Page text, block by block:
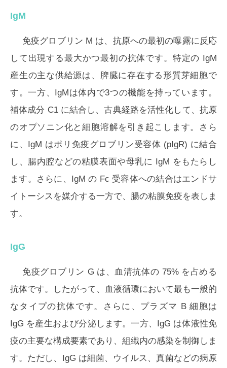
IgM
免疫グロブリン M は、抗原への最初の曝露に反応
して出現する最大かつ最初の抗体です。特定の IgM
産生の主な供給源は、脾臓に存在する形質芽細胞で
す。一方、IgMは体内で3つの機能を持っています。
補体成分 C1 に結合し、古典経路を活性化して、抗原
のオプソニン化と細胞溶解を引き起こします。さら
に、IgM はポリ免疫グロブリン受容体 (pIgR) に結合
し、腸内腔などの粘膜表面や母乳に IgM をもたらし
ます。さらに、IgM の Fc 受容体への結合はエンドサ
イトーシスを媒介する一方で、腸の粘膜免疫を表しま
す。
IgG
免疫グロブリン G は、血清抗体の 75% を占める
抗体です。したがって、血液循環において最も一般的
なタイプの抗体です。さらに、プラズマ B 細胞は
IgG を産生および分泌します。一方、IgG は体液性免
疫の主要な構成要素であり、組織内の感染を制御しま
す。ただし、IgG は細菌、ウイルス、真菌などの病原